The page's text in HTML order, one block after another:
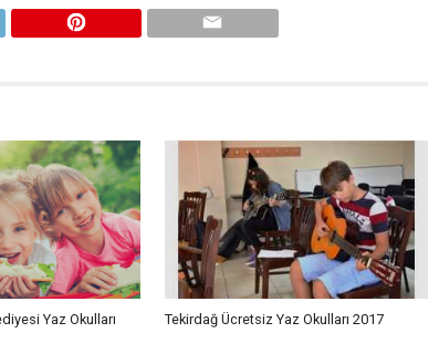
Yaz Okulları
Tekirdağ Ücretsiz Yaz Okulları 2017